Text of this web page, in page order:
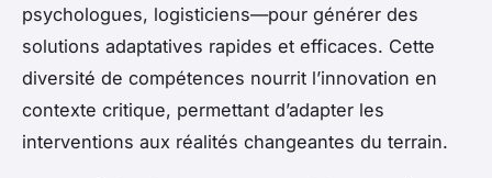
psychologues, logisticiens—pour générer des
solutions adaptatives rapides et efficaces. Cette
diversité de compétences nourrit l’innovation en
contexte critique, permettant d’adapter les
interventions aux réalités changeantes du terrain.